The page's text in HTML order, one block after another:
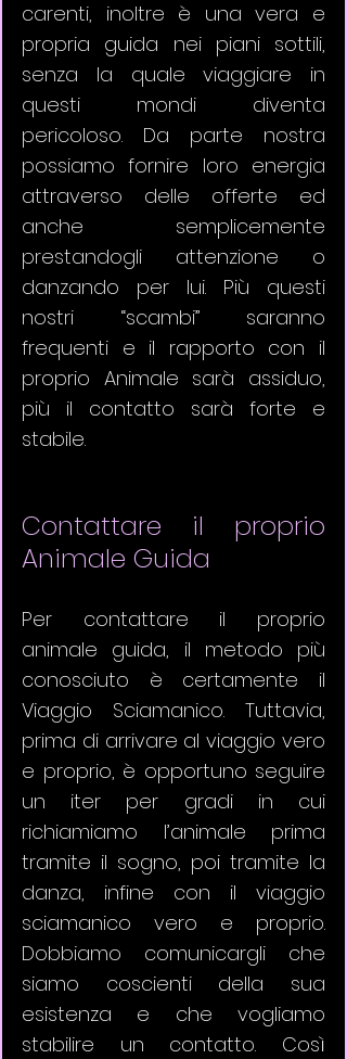
carenti, inoltre è una vera e
propria guida nei piani sottili,
senza la quale viaggiare in
questi mondi diventa
pericoloso. Da parte nostra
possiamo fornire loro energia
attraverso delle offerte ed
anche semplicemente
prestandogli attenzione o
danzando per lui. Più questi
nostri “scambi” saranno
frequenti e il rapporto con il
proprio Animale sarà assiduo,
più il contatto sarà forte e
stabile.
Contattare il proprio
Animale Guida
Per contattare il proprio
animale guida, il metodo più
conosciuto è certamente il
Viaggio Sciamanico. Tuttavia,
prima di arrivare al viaggio vero
e proprio, è opportuno seguire
un iter per gradi in cui
richiamiamo l’animale prima
tramite il sogno, poi tramite la
danza, infine con il viaggio
sciamanico vero e proprio.
Dobbiamo comunicargli che
siamo coscienti della sua
esistenza e che vogliamo
stabilire un contatto. Così